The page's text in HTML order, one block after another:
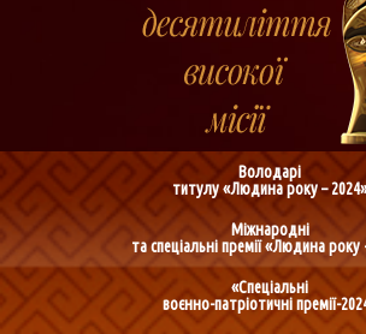
Володарі
титулу «Людина року – 2024»
Міжнародні
та спеціальні премії «Людина року
«Спеціальні
воєнно-патріотичні премії-